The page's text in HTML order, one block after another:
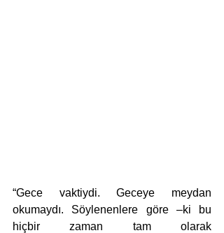
“Gece vaktiydi. Geceye meydan
okumaydı. Söylenenlere göre –ki bu
hiçbir zaman tam olarak